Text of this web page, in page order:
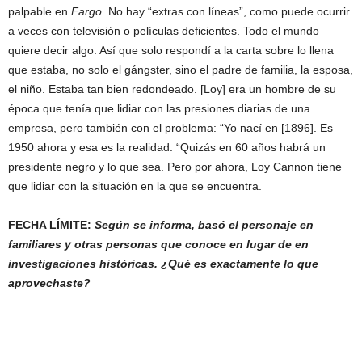
palpable en Fargo . No hay “extras con líneas”, como puede ocurrir
a veces con televisión o películas deficientes. Todo el mundo
quiere decir algo. Así que solo respondí a la carta sobre lo llena
que estaba, no solo el gángster, sino el padre de familia, la esposa,
el niño. Estaba tan bien redondeado. [Loy] era un hombre de su
época que tenía que lidiar con las presiones diarias de una
empresa, pero también con el problema: “Yo nací en [1896]. Es
1950 ahora y esa es la realidad. “Quizás en 60 años habrá un
presidente negro y lo que sea. Pero por ahora, Loy Cannon tiene
que lidiar con la situación en la que se encuentra.
FECHA LÍMITE: Según se informa, basó el personaje en
familiares y otras personas que conoce en lugar de en
investigaciones históricas. ¿Qué es exactamente lo que
aprovechaste?